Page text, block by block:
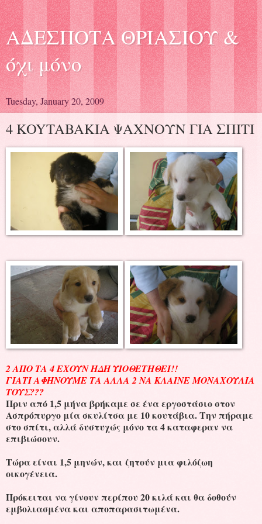
ΑΔΕΣΠΟΤΑ ΘΡΙΑΣΙΟΥ &
όχι μόνο
Tuesday, January 20, 2009
4 KOYTABAKIA ΨΑΧΝΟΥΝ ΓΙΑ ΣΠΙΤΙ
2 ΑΠΟ ΤΑ 4 ΕΧΟΥΝ ΗΔΗ ΥΙΟΘΕΤΗΘΕΙ!!
ΓΙΑΤΙ ΑΦΗΝΟΥΜΕ ΤΑ ΑΛΛΑ 2 ΝΑ ΚΛΑΙΝΕ ΜΟΝΑΧΟΥΛΙΑ
ΤΟΥΣ???
Πριν από 1,5 μήνα βρήκαμε σε ένα εργοστάσιο στον
Ασπρόπυργο μία σκυλίτσα με 10 κουτάβια.Την πήραμε
στο σπίτι, αλλά δυστυχώς μόνο τα 4 καταφεραν να
επιβιώσουν.
Τώρα είναι 1,5 μηνών, και ζητούν μια φιλόζωη
οικογένεια.
Πρόκειται να γίνουν περίπου 20 κιλά και θα δοθούν
εμβολιασμένα και αποπαρασιτωμένα.